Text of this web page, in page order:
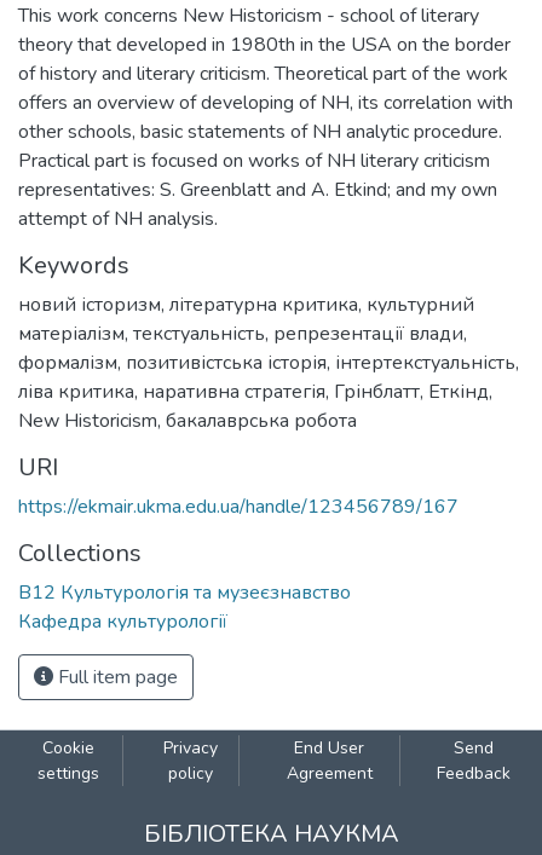
This work concerns New Historicism - school of literary
theory that developed in 1980th in the USA on the border
of history and literary criticism. Theoretical part of the work
offers an overview of developing of NH, its correlation with
other schools, basic statements of NH analytic procedure.
Practical part is focused on works of NH literary criticism
representatives: S. Greenblatt and A. Etkind; and my own
attempt of NH analysis.
Keywords
новий історизм, літературна критика, культурний
матеріалізм, текстуальність, репрезентації влади,
формалізм, позитивістська історія, інтертекстуальність,
ліва критика, наративна стратегія, Грінблатт, Еткінд,
New Historicism, бакалаврська робота
URI
https://ekmair.ukma.edu.ua/handle/123456789/167
Collections
B12 Культурологія та музеєзнавство
Кафедра культурології
Full item page
Cookie
settings
Privacy
policy
End User
Agreement
Send
Feedback
БІБЛІОТЕКА НАУКМА